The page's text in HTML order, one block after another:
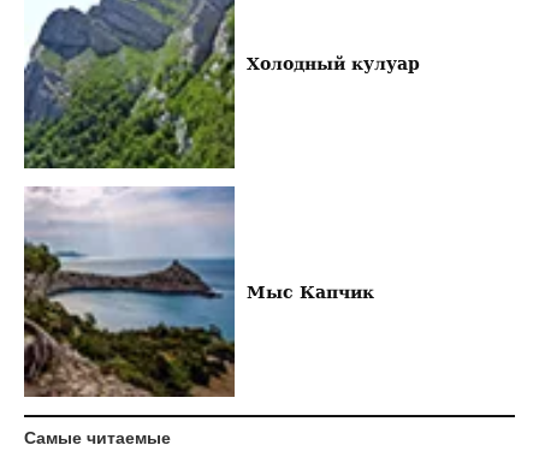
Холодный кулуар
Мыс Капчик
Самые читаемые